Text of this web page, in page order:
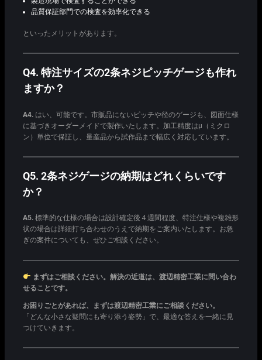
品質保証部門での検査を効率化できる
といったメリットがあります。
Q4. 特注サイズの2条ネジピッチゲージも作れ
ますか？
A4. はい、可能です。市販品にないピッチや径のゲージも、図面仕様
に基づきオーダーメイドで製作いたします。加工精度はμ（ミクロ
ン）単位で保証し、量産品から試作品まで幅広く対応しています。
Q5. 2条ネジゲージの納期はどれくらいです
か？
A5. 標準的な仕様の場合は設計確定後４週間程度、特注仕様や複雑形
状の場合は詳細打ち合わせのうえで納期をご案内いたします。お急
ぎの案件についても、ぜひご相談ください。
まずはご相談ください。解決の近道は、渡辺精密工業に問い合わ
せることです。
お困りごとがあれば、まずは渡辺精密工業にご相談ください。
「どんな小さな疑問にも寄り添う姿勢」で、最適な答えを一緒に見
つけていきます。